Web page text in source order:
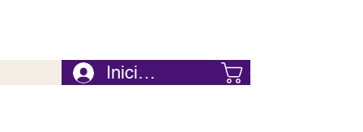
Iniciar Sesión Carrito